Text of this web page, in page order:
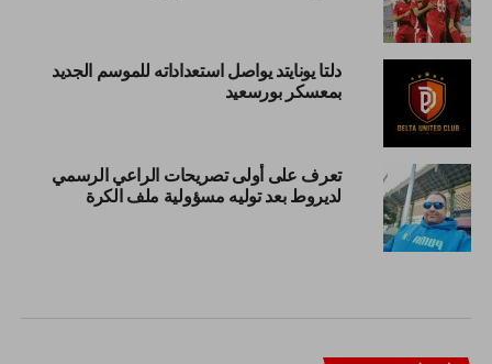
دلتا يونايتد يواصل استعداداته للموسم الجديد
بمعسكر بورسعيد
تعرف على أولى تصريحات الراعي الرسمي
لديروط بعد توليه مسؤولية ملف الكرة